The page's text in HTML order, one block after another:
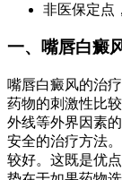
非医保定点
一、嘴唇白癜
嘴唇白癜风的治
药物的刺激性比
外线等外界因素
安全的治疗方法
较好。这既是优